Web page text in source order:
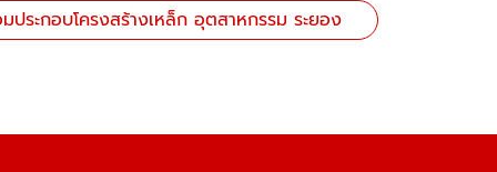
มประกอบโครงสร้างเหล็ก อุตสาหกรรม ระยอง